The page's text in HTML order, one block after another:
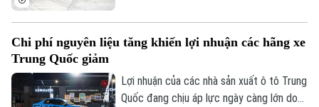
Chi phí nguyên liệu tăng khiến lợi nhuận các hãng xe
Trung Quốc giảm
Lợi nhuận của các nhà sản xuất ô tô Trung
Quốc đang chịu áp lực ngày càng lớn do